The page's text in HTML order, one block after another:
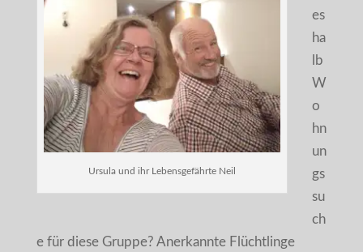
Ursula und ihr Lebensgefährte Neil
es
ha
lb
W
o
hn
un
gs
su
ch
e für diese Gruppe? Anerkannte Flüchtlinge